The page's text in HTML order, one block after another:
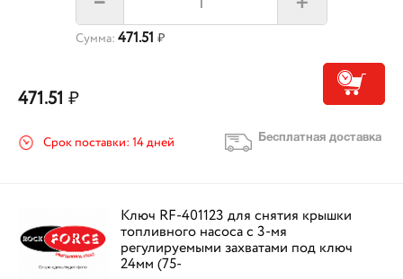
Сумма: 471.51 ₽
471.51 ₽
Срок поставки: 14 дней Бесплатная доставка
Ключ RF-401123 для снятия крышки
топливного насоса с 3-мя
регулируемыми захватами под ключ
24мм (75-